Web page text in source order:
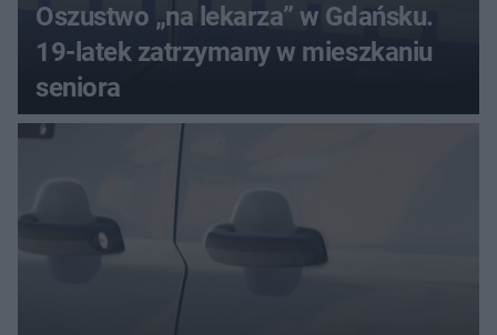
Oszustwo „na lekarza” w Gdańsku.
19-latek zatrzymany w mieszkaniu
seniora